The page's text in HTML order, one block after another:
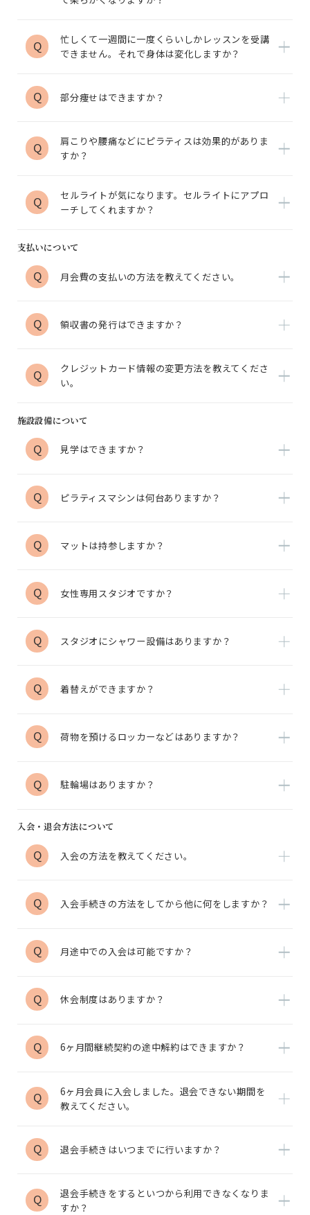
Q
忙しくて一週間に一度くらいしかレッスンを受講
できません。それで身体は変化しますか？
Q 部分痩せはできますか？
Q
肩こりや腰痛などにピラティスは効果的がありま
すか？
Q
セルライトが気になります。セルライトにアプロ
ーチしてくれますか？
支払いについて
Q 月会費の支払いの方法を教えてください。
Q 領収書の発行はできますか？
Q
クレジットカード情報の変更方法を教えてくださ
い。
施設設備について
Q 見学はできますか？
Q ピラティスマシンは何台ありますか？
Q マットは持参しますか？
Q 女性専用スタジオですか？
Q スタジオにシャワー設備はありますか？
Q 着替えができますか？
Q 荷物を預けるロッカーなどはありますか？
Q 駐輪場はありますか？
入会・退会方法について
Q 入会の方法を教えてください。
Q 入会手続きの方法をしてから他に何をしますか？
Q 月途中での入会は可能ですか？
Q 休会制度はありますか？
Q 6ヶ月間継続契約の途中解約はできますか？
Q
6ヶ月会員に入会しました。退会できない期間を
教えてください。
Q 退会手続きはいつまでに行いますか？
Q
退会手続きをするといつから利用できなくなりま
すか？